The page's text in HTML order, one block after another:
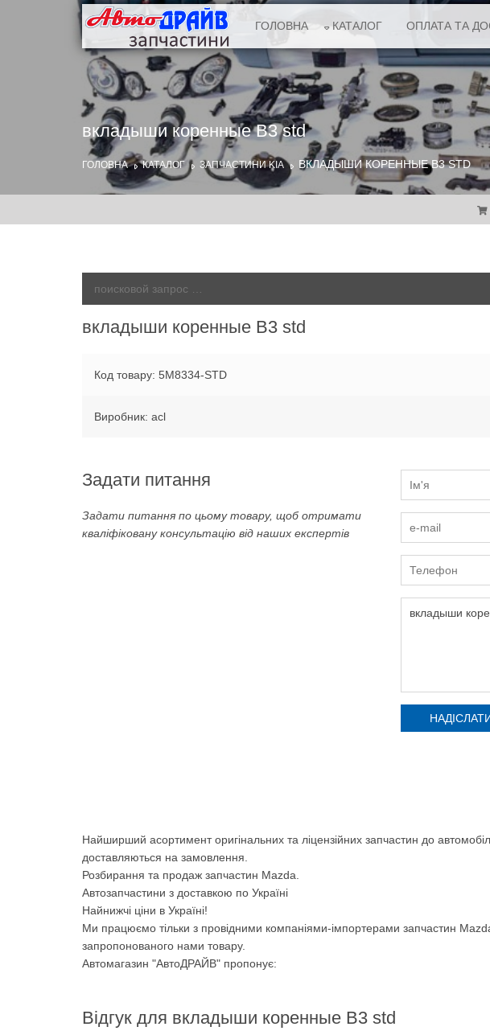
ГОЛОВНА КАТАЛОГ ОПЛАТА ТА
вкладыши коренные B3 std
ГОЛОВНА КАТАЛОГ ЗАПЧАСТИНИ KIA ВКЛАДЫШИ КОРЕННЫЕ B3 STD
вкладыши коренные B3 std
Код товару: 5M8334-STD
Виробник: acl
Задати питання
Задати питання по цьому товару, щоб отримати
кваліфіковану консультацію від наших експертів
Найширший асортимент оригінальних та ліцензійних запчастин до
доставляються на замовлення.
Розбирання та продаж запчастин Mazda.
Автозапчастини з доставкою по Україні
Найнижчі ціни в Україні!
Ми працюємо тільки з провідними компаніями-імпортерами запчастин
запропонованого нами товару.
Автомагазин "АвтоДРАЙВ" пропонує:
Відгук для вкладыши коренные B3 std